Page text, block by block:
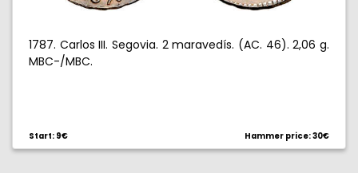
1787. Carlos III. Segovia. 2 maravedís. (AC. 46). 2,06 g.
MBC-/MBC.
Start: 9€ Hammer price: 30€